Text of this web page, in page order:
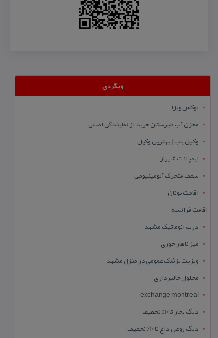
وبگردی
لوکس ویزا
مخزن آب طبرستان خرید از نمایندگی اصلی
وکیل یاب | بهترین وکیل
ایمپلنت شیراز
سقف متحرک آلومینیومی
اقامت یونان
اقامت فرانسه
درب اتوماتیک مشهد
میز ناهار خوری
ویزیت پزشک عمومی در منزل مشهد
محلول خالبرداری
exchange montreal
دیگ بخار تا 10% تخفیف
دیگ روغن داغ تا 10% تخفیف